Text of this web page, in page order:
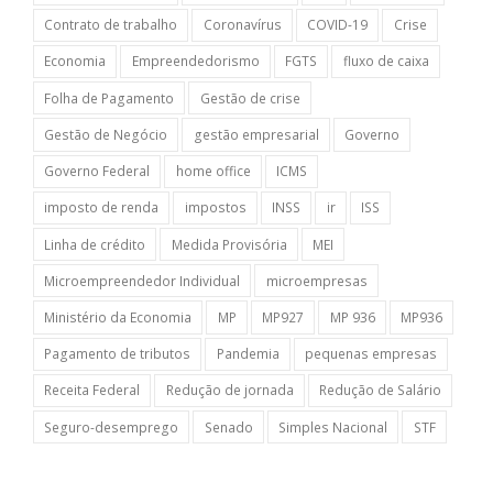
Contrato de trabalho
Coronavírus COVID-19
Crise
Economia
Empreendedorismo FGTS
fluxo de caixa
Folha de Pagamento
Gestão de crise
Gestão de Negócio
gestão empresarial
Governo
Governo Federal
home office
ICMS
imposto de renda
impostos INSS ir
ISS
Linha de crédito
Medida Provisória
MEI
Microempreendedor Individual
microempresas
Ministério da Economia
MP MP927 MP 936
MP936
Pagamento de tributos
Pandemia
pequenas empresas
Receita Federal
Redução de jornada
Redução de Salário
Seguro-desemprego
Senado Simples Nacional STF